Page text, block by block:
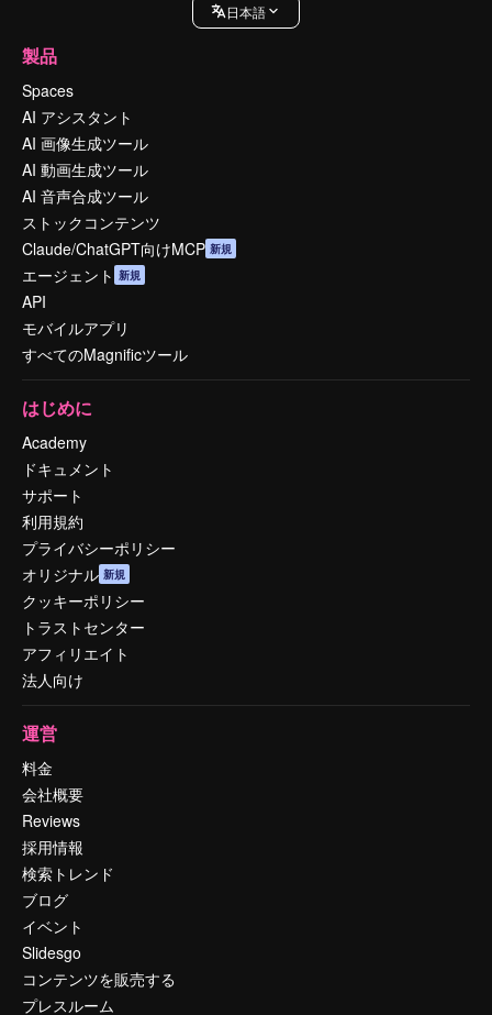
日本語
製品
Spaces
AI アシスタント
AI 画像生成ツール
AI 動画生成ツール
AI 音声合成ツール
ストックコンテンツ
Claude/ChatGPT向けMCP 新規
エージェント 新規
API
モバイルアプリ
すべてのMagnificツール
はじめに
Academy
ドキュメント
サポート
利用規約
プライバシーポリシー
オリジナル 新規
クッキーポリシー
トラストセンター
アフィリエイト
法人向け
運営
料金
会社概要
Reviews
採用情報
検索トレンド
ブログ
イベント
Slidesgo
コンテンツを販売する
プレスルーム